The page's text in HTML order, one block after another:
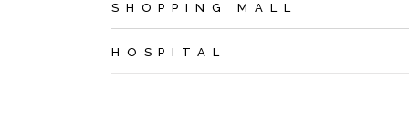
SHOPPING MALL
HOSPITAL